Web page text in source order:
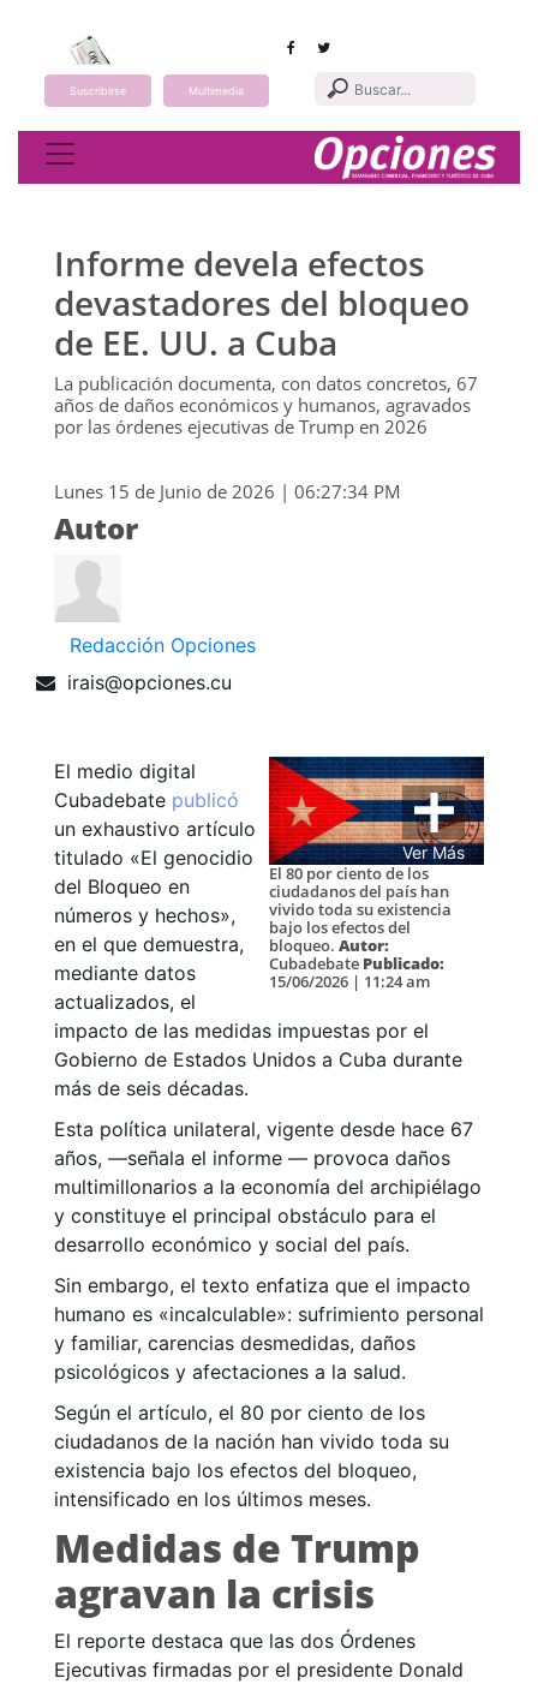
Suscribirse Multimedia
Toggle navigation
Informe devela efectos
devastadores del bloqueo
de EE. UU. a Cuba
La publicación documenta, con datos concretos, 67
años de daños económicos y humanos, agravados
por las órdenes ejecutivas de Trump en 2026
Lunes 15 de Junio de 2026 | 06:27:34 PM
Autor
Redacción Opciones
irais@opciones.cu
Ver Más
El 80 por ciento de los
ciudadanos del país han
vivido toda su existencia
bajo los efectos del
bloqueo. Autor:
Cubadebate Publicado:
15/06/2026 | 11:24 am
El medio digital
Cubadebate publicó
un exhaustivo artículo
titulado «El genocidio
del Bloqueo en
números y hechos»,
en el que demuestra,
mediante datos
actualizados, el
impacto de las medidas impuestas por el
Gobierno de Estados Unidos a Cuba durante
más de seis décadas.
Esta política unilateral, vigente desde hace 67
años, —señala el informe — provoca daños
multimillonarios a la economía del archipiélago
y constituye el principal obstáculo para el
desarrollo económico y social del país.
Sin embargo, el texto enfatiza que el impacto
humano es «incalculable»: sufrimiento personal
y familiar, carencias desmedidas, daños
psicológicos y afectaciones a la salud.
Según el artículo, el 80 por ciento de los
ciudadanos de la nación han vivido toda su
existencia bajo los efectos del bloqueo,
intensificado en los últimos meses.
Medidas de Trump
agravan la crisis
El reporte destaca que las dos Órdenes
Ejecutivas firmadas por el presidente Donald